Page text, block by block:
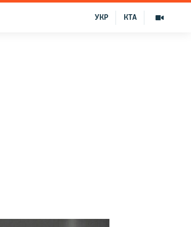
КТА
УКР